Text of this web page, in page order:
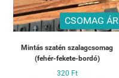
CSOMAG
Mintás szatén szalagcsomag
(fehér-fekete-bordó)
320 Ft